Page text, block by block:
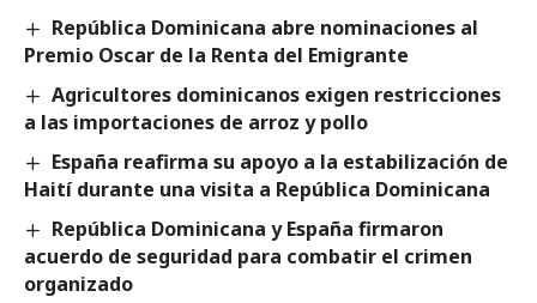
República Dominicana abre nominaciones al
Premio Oscar de la Renta del Emigrante
Agricultores dominicanos exigen restricciones
a las importaciones de arroz y pollo
España reafirma su apoyo a la estabilización de
Haití durante una visita a República Dominicana
República Dominicana y España firmaron
acuerdo de seguridad para combatir el crimen
organizado